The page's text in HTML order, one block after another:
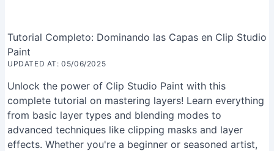
Tutorial Completo: Dominando las Capas en Clip Studio
Paint
UPDATED AT: 05/06/2025
Unlock the power of Clip Studio Paint with this
complete tutorial on mastering layers! Learn everything
from basic layer types and blending modes to
advanced techniques like clipping masks and layer
effects. Whether you're a beginner or seasoned artist,